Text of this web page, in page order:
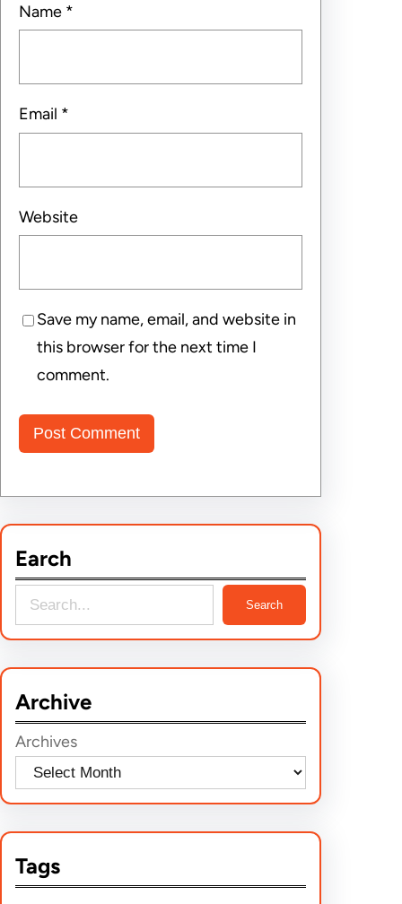
Name *
Email *
Website
Save my name, email, and website in
this browser for the next time I
comment.
Earch
e
c
h
Search
Archive
Archives
Tags